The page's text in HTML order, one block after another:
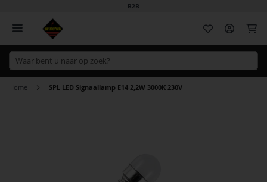
B2B
Home SPL LED Signaallamp E14 2,2W 3000K 230V